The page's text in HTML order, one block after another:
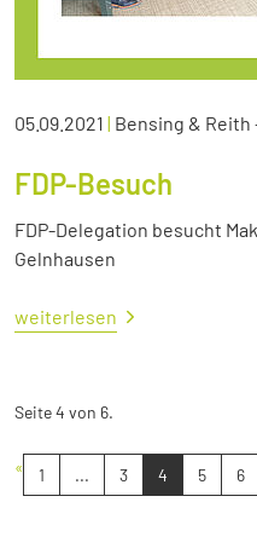
05.09.2021 | Bensing &
FDP-Besuch
FDP-Delegation besucht
Gelnhausen
weiterlesen
Seite 4 von 6.
« 1 ... 3 4 5 6